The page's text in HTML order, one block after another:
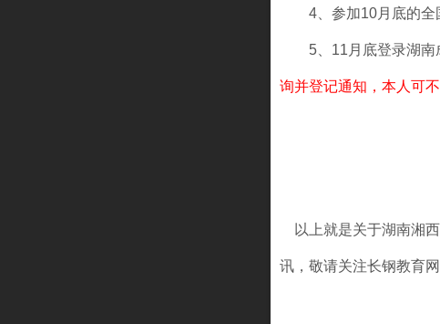
4、参加10月底的全
5、11月底登录湖南
询并登记通知，本人可不
以上就是关于湖南湘
讯，敬请关注长钢教育网